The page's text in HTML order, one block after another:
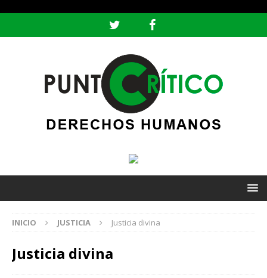
INICIO JUSTICIA Justicia divina
Justicia divina